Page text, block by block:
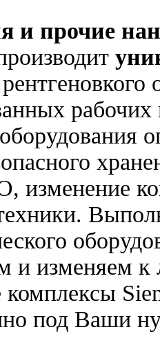
и прочие
изменение
и изменяем
комплексы
под Ваши